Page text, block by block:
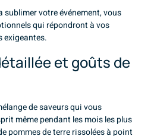
sublimer votre événement, vous
qui répondront à vos
exigeantes.
et goûts de
de saveurs qui vous
même pendant les mois les plus
pommes de terre rissolées à point